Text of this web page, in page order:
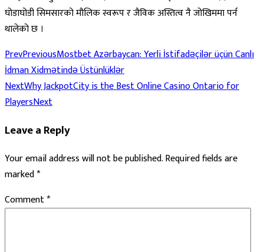
घोडाघोडी सिमसारको मौलिक स्वरूप र जैविक अस्तित्व नै जोखिममा पर्न
थालेको छ ।
PrevPreviousMostbet Azərbaycan: Yerli İstifadəçilər üçün Canlı
İdman Xidmətində Üstünlüklər
NextWhy JackpotCity is the Best Online Casino Ontario for
PlayersNext
Leave a Reply
Your email address will not be published.Required fields are
marked*
Comment*